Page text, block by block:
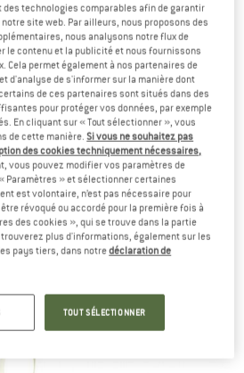
technologies comparables afin de garantir
site web. Par ailleurs, nous proposons des
nous analysons notre flux de
le contenu et la publicité et nous fournissons
Cela permet également à nos partenaires de
d'analyse de s'informer sur la manière dont
de ces partenaires sont situés dans des
pour protéger vos données, par exemple
En cliquant sur « Tout sélectionner », vous
de cette manière.Si vous ne souhaitez pas
des cookies techniquement nécessaires,
vous pouvez modifier vos paramètres de
Paramètres » et sélectionner certaines
est volontaire, n’est pas nécessaire pour
révoqué ou accordé pour la première fois à
des cookies », qui se trouve dans la partie
plus d'informations, également sur les
pays tiers, dans notredéclaration de
TOUT SÉLECTIONNER